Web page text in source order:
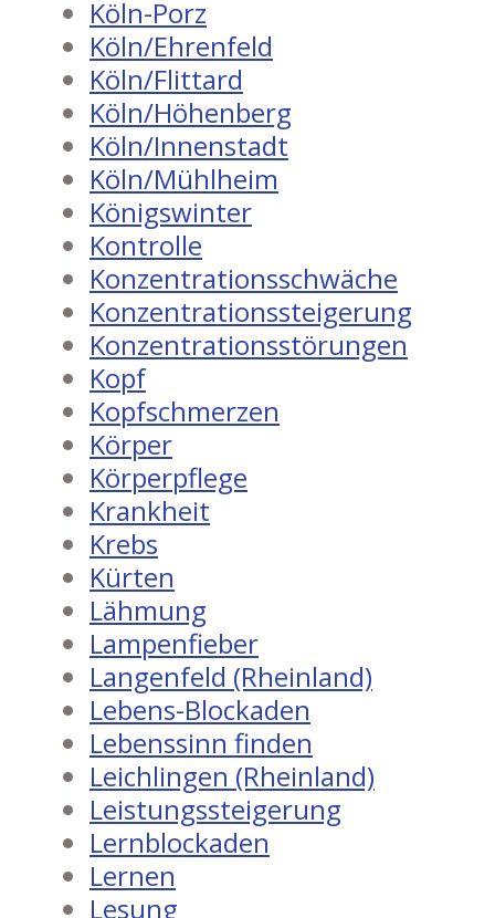
Köln-Porz
Köln/Ehrenfeld
Köln/Flittard
Köln/Höhenberg
Köln/Innenstadt
Köln/Mühlheim
Königswinter
Kontrolle
Konzentrationsschwäche
Konzentrationssteigerung
Konzentrationsstörungen
Kopf
Kopfschmerzen
Körper
Körperpflege
Krankheit
Krebs
Kürten
Lähmung
Lampenfieber
Langenfeld (Rheinland)
Lebens-Blockaden
Lebenssinn finden
Leichlingen (Rheinland)
Leistungssteigerung
Lernblockaden
Lernen
Lesung